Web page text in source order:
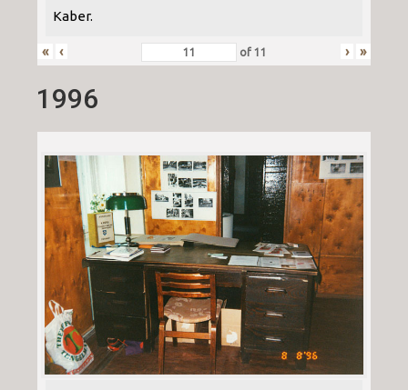
Kaber.
« ‹ of11 › »
1996